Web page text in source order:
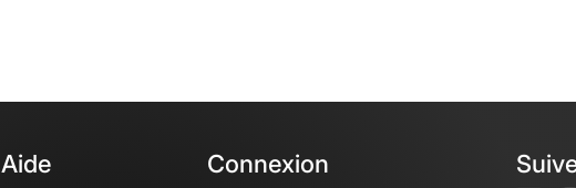
Aide Connexion